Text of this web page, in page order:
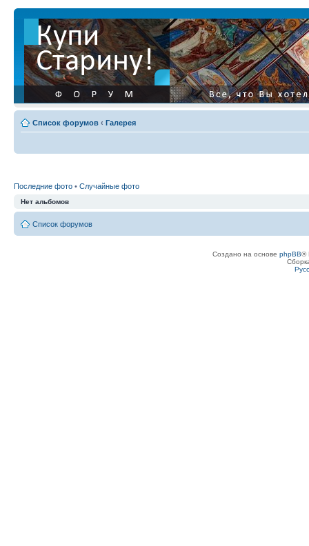
Список форумов ‹ Галерея
Последние фото • Случайные фото
Нет альбомов
Список форумов
Создано на основе phpBB®